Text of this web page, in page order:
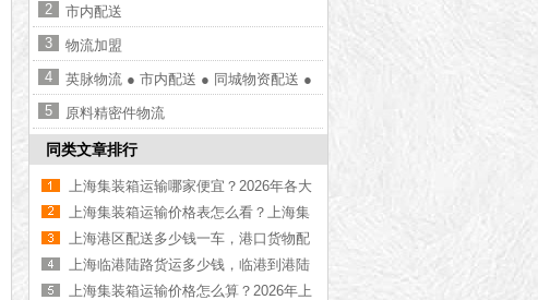
2
市内配送
3
物流加盟
4
英脉物流 ● 市内配送 ● 同城物资配送 ●
市内蔬菜配送 ● 防疫物资配送
5 原料精密件物流
同类文章排行
上海集装箱运输哪家便宜？2026年各大
物流公司推荐【最新更新】
上海集装箱运输价格表怎么看？上海集
装箱运输价格指南【最新更新】
上海港区配送多少钱一车，港口货物配
送服务收费价格表【含最新报价】
上海临港陆路货运多少钱，临港到港陆
路运输收费标准【含价格表】
上海集装箱运输价格怎么算？2026年上